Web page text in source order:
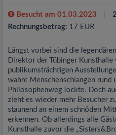
Besucht am 01.03.2023 2
Rechnungsbetrag: 17 EUR
Längst vorbei sind die
Direktor der Tübinger Kunsthalle
publikumsträchtigen
wahre Menschenschlangen rund
Philosophenweg lockte. Doch
zieht es wieder mehr Besucher
staunend an einem schnöden
erkennen. Ob allerdings alle
Kunsthalle zuvor die